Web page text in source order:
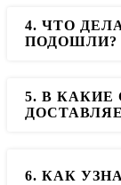
Да, вы можете
ее или
4. ЧТО
ПОДОШЛИ?
Вам
Контакты. Мы
5. В
Мы
6. КАК